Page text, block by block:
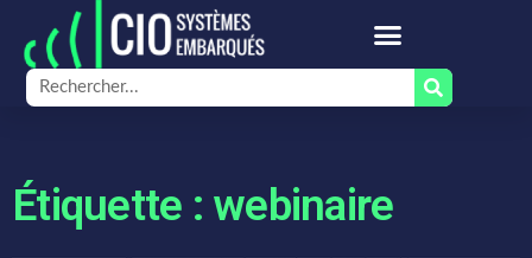
Étiquette : webinaire